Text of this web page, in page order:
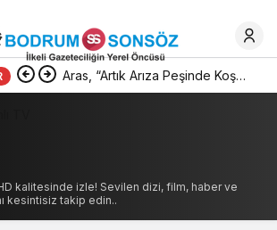
Aras, “Artık Arıza Peşinde Koşan
HD kalitesinde izle! Sevilen dizi, film, haber ve
kesintisiz takip edin..